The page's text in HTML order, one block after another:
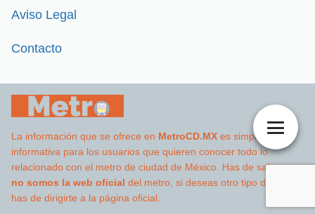
Aviso Legal
Contacto
La información que se ofrece en MetroCD.MX es simplemente
informativa para los usuarios que quieren conocer todo lo
relacionado con el metro de ciudad de México. Has de saber que
no somos la web oficial del metro, si deseas otro tipo de datos
has de dirigirte a la página oficial.